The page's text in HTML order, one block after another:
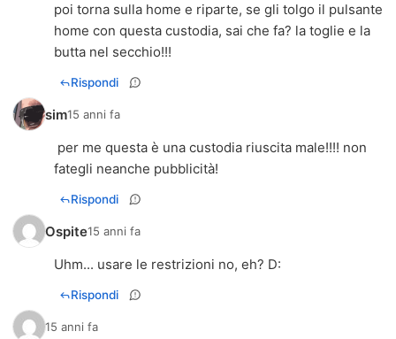
poi torna sulla home e riparte, se gli tolgo il pulsante
home con questa custodia, sai che fa? la toglie e la
butta nel secchio!!!
Rispondi
sim15 anni fa
per me questa è una custodia riuscita male!!!! non
fategli neanche pubblicità!
Rispondi
Ospite15 anni fa
Uhm... usare le restrizioni no, eh? D:
Rispondi
15 anni fa